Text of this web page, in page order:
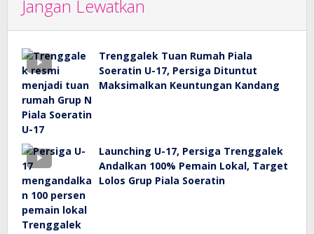
Jangan Lewatkan
Trenggalek Tuan Rumah Piala
Soeratin U-17, Persiga Dituntut
Maksimalkan Keuntungan Kandang
Launching U-17, Persiga Trenggalek
Andalkan 100% Pemain Lokal, Target
Lolos Grup Piala Soeratin